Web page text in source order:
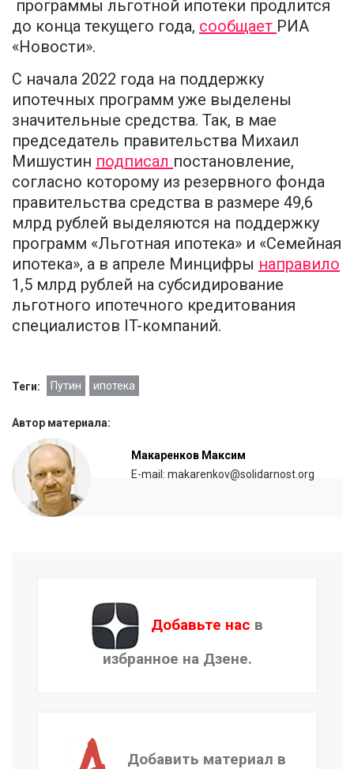
программы льготной ипотеки продлится
до конца текущего года, сообщает РИА
«Новости».
С начала 2022 года на поддержку
ипотечных программ уже выделены
значительные средства. Так, в мае
председатель правительства Михаил
Мишустин подписал постановление,
согласно которому из резервного фонда
правительства средства в размере 49,6
млрд рублей выделяются на поддержку
программ «Льготная ипотека» и «Семейная
ипотека», а в апреле Минцифры направило
1,5 млрд рублей на субсидирование
льготного ипотечного кредитования
специалистов IT-компаний.
Теги: Путин ипотека
Автор материала:
Макаренков Максим
E-mail: makarenkov@solidarnost.org
Добавьте нас в
избранное на Дзене.
Добавить материал в